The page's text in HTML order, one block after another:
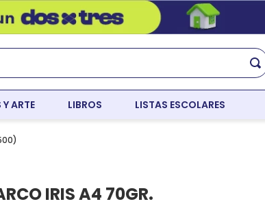
ARTE LIBROS LISTAS ESCOLARES
IRIS A4 70GR.